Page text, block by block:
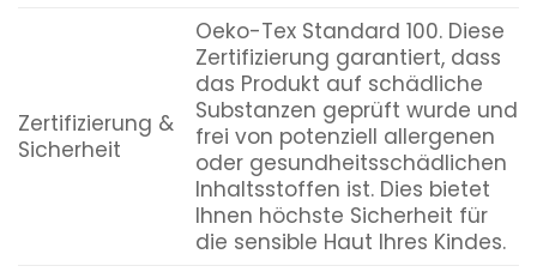
Zertifizierung &
Sicherheit
Oeko-Tex Standard 100. Diese
Zertifizierung garantiert, dass
das Produkt auf schädliche
Substanzen geprüft wurde und
frei von potenziell allergenen
oder gesundheitsschädlichen
Inhaltsstoffen ist. Dies bietet
Ihnen höchste Sicherheit für
die sensible Haut Ihres Kindes.